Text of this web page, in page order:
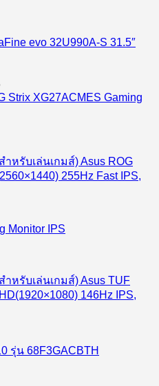
evo 32U990A-S 31.5″
หรับเล่นเกมส์) Asus ROG
255Hz Fast IPS,
ำหรับเล่นเกมส์) Asus TUF
146Hz IPS,